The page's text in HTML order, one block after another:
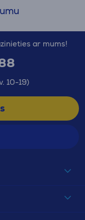
ar mums!
10-19)